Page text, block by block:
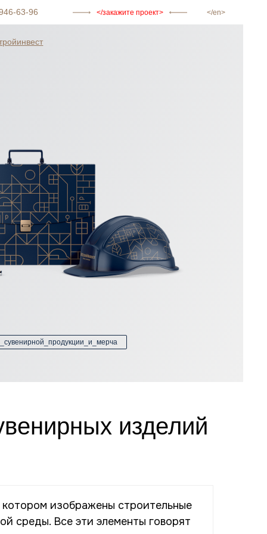
63-96 закажите проект en
изделий
изображены строительные
среды. Все эти элементы говорят